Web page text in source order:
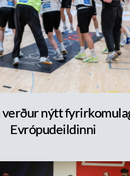
verður nýtt
Evrópudeildinni